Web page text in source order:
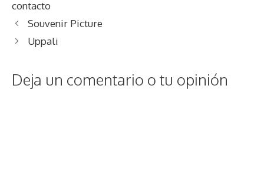
contacto
Souvenir Picture
Uppali
Deja un comentario o tu opinión